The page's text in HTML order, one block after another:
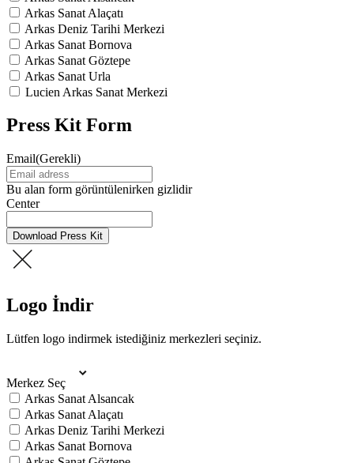
Arkas Sanat Alaçatı
Arkas Deniz Tarihi Merkezi
Arkas Sanat Bornova
Arkas Sanat Göztepe
Arkas Sanat Urla
Lucien Arkas Sanat Merkezi
Press Kit Form
Email(Gerekli)
Bu alan form görüntülenirken gizlidir
Center
Download Press Kit
Logo İndir
Lütfen logo indirmek istediğiniz merkezleri seçiniz.
Merkez Seç
Arkas Sanat Alsancak
Arkas Sanat Alaçatı
Arkas Deniz Tarihi Merkezi
Arkas Sanat Bornova